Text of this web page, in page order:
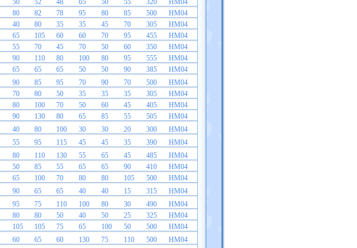
50 52 48 65 50 55 320
HM04
80 82 78 95 80 85 500
HM04
40 80 35 35 45 70 305
HM04
65 105 60 60 70 95 455
HM04
55 70 45 70 50 60 350
HM04
90 110 80 100 80 95 555
HM04
65 65 65 50 50 90 385
HM04
90 85 95 70 90 70 500
HM04
70 80 50 35 35 35 305
HM04
80 100 70 50 60 45 405
HM04
90 130 80 65 85 55 505
HM04
40 80 100 30 30 20 300
HM04
55 95 115 45 45 35 390
HM04
80 110 130 55 65 45 485
HM04
50 85 55 65 65 90 410
HM04
65 100 70 80 80 105 500
HM04
90 65 65 40 40 15 315
HM04
95 75 110 100 80 30 490
HM04
80 80 50 40 50 25 325
HM04
105 105 75 65 100 50 500
HM04
60 65 60 130 75 110 500
HM04